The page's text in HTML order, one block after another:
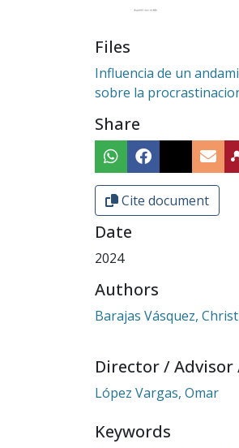
Files
Influencia de un
sobre la
Share
Cite document
Date
2024
Authors
Barajas Vásquez,
Director /
López Vargas, Omar
Keywords